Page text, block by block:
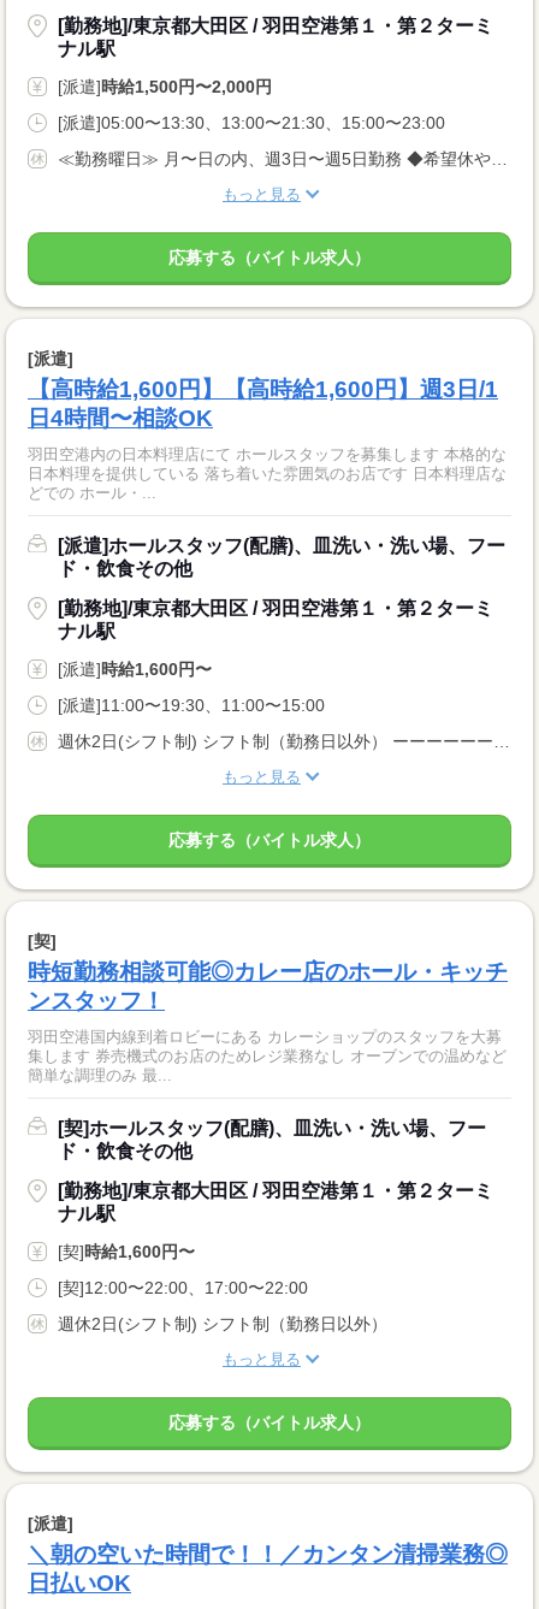
[勤務地]/東京都大田区 / 羽田空港第１・第２ターミ
ナル駅
[派遣]時給1,500円〜2,000円
[派遣]05:00〜13:30、13:00〜21:30、15:00〜23:00
≪勤務曜日≫ 月〜日の内、週3日〜週5日勤務 ◆希望休や勤務曜日固定の相談OK
もっと見る
応募する（バイトル求人）
[派遣]
【高時給1,600円】【高時給1,600円】週3日/1
日4時間〜相談OK
羽田空港内の日本料理店にて ホールスタッフを募集します 本格的な
日本料理を提供している 落ち着いた雰囲気のお店です 日本料理店な
どでの ホール・...
[派遣]ホールスタッフ(配膳)、皿洗い・洗い場、フー
ド・飲食その他
[勤務地]/東京都大田区 / 羽田空港第１・第２ターミ
ナル駅
[派遣]時給1,600円〜
[派遣]11:00〜19:30、11:00〜15:00
週休2日(シフト制) シフト制（勤務日以外） ーーーーーーーーー 長期 週2・3日からOK 週4日以上OK 週5日 残業月20時間以内 シフト制 ーーーーーーーーー
もっと見る
応募する（バイトル求人）
[契]
時短勤務相談可能◎カレー店のホール・キッチ
ンスタッフ！
羽田空港国内線到着ロビーにある カレーショップのスタッフを大募
集します 券売機式のお店のためレジ業務なし オーブンでの温めなど
簡単な調理のみ 最...
[契]ホールスタッフ(配膳)、皿洗い・洗い場、フー
ド・飲食その他
[勤務地]/東京都大田区 / 羽田空港第１・第２ターミ
ナル駅
[契]時給1,600円〜
[契]12:00〜22:00、17:00〜22:00
週休2日(シフト制) シフト制（勤務日以外）
もっと見る
応募する（バイトル求人）
[派遣]
＼朝の空いた時間で！！／カンタン清掃業務◎
日払いOK